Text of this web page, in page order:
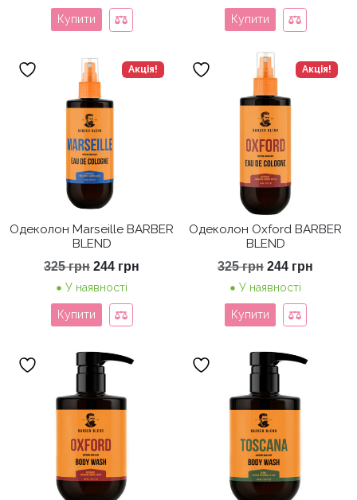
Купити Купити
Акція!
Одеколон Marseille BARBER
BLEND
325грн Оригінальна
325 грн.
244 грн
У наявності
Купити
Акція!
Одеколон Oxford BARBER
BLEND
325грн Оригінальна
325 грн.
244 грн
У наявності
Купити